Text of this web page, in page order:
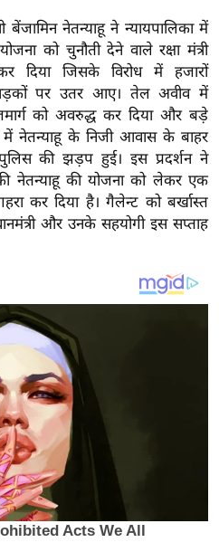
बेंजामिन नेतन्याहू ने न्यायपालिका में
को चुनौती देने वाले रक्षा मंत्री
दिया जिसके विरोध में हजारों
सड़कों पर उतर आए। तेल अवीव में
को अवरुद्ध कर दिया और बड़े
नेतन्याहू के निजी आवास के बाहर
पुलिस की झड़प हुई। इस प्रदर्शन ने
नेतन्याहू की योजना को लेकर एक
कर दिया है। गैलेन्ट को बर्खास्त
और उनके सहयोगी इस सप्ताह